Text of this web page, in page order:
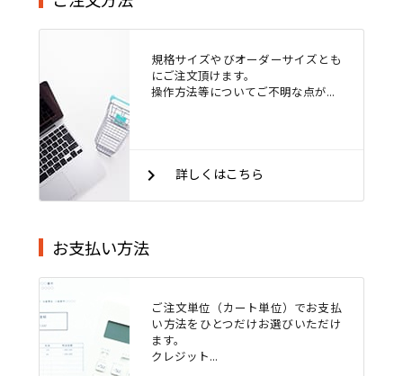
規格サイズやびオーダーサイズとも
にご注文頂けます。
操作方法等についてご不明な点が...
keyboard_arrow_right 詳しくはこちら
お支払い方法
ご注文単位（カート単位）でお支払
い方法をひとつだけお選びいただけ
ます。
クレジット...